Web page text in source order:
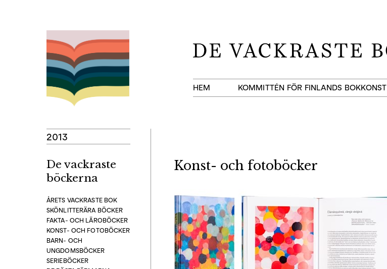
till
innehåll
HEM KOMMITTÉN FÖR FINLANDS BOKKONST
2013
De vackraste
böckerna
ÅRETS VACKRASTE BOK
SKÖNLITTERÄRA BÖCKER
FAKTA- OCH LÄROBÖCKER
KONST- OCH FOTOBÖCKER
BARN- OCH
UNGDOMSBÖCKER
SERIEBÖCKER
Konst- och fotoböcker